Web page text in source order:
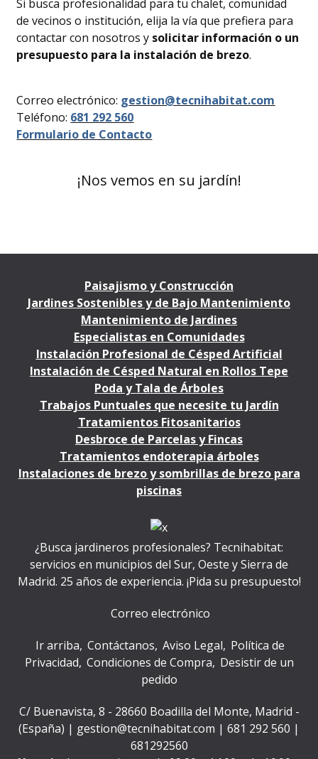
Si busca profesionalidad para tu chalet, comunidad
de vecinos o institución, elija la vía que prefiera para
contactar con nosotros y solicitar información o un
presupuesto para la instalación de brezo.
Correo electrónico: gestion@tecnihabitat.com
Teléfono: 681 292 560
Formulario de Contacto
¡Nos vemos en su jardín!
Paisajismo y Construcción
Jardines Sostenibles y de Bajo Mantenimiento
Mantenimiento de Jardines
Especialistas en Comunidades
Instalación Profesional de Césped Artificial
Instalación de Césped Natural en Rollos Tepe
Poda y Tala de Árboles
Trabajos Puntuales que necesite tu Jardín
Tratamientos Fitosanitarios
Desbroce de Parcelas y Fincas
Tratamientos endoterapia árboles
Instalaciones de brezo y sombrillas de brezo para
piscinas
¿Busca jardineros profesionales? Tecnihabitat:
servicios en municipios del Sur, Oeste y Sierra de
Madrid. 25 años de experiencia. ¡Pida su presupuesto!
Correo electrónico
Ir arriba Contáctanos Aviso Legal Política de
Privacidad Condiciones de Compra Desistir de un
pedido
C/ Buenavista, 8 - 28660 Boadilla del Monte, Madrid -
(España) | gestion@tecnihabitat.com | 681 292 560 |
681292560